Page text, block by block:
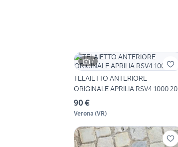
7
TELAIETTO ANTERIORE
ORIGINALE APRILIA RSV4 1000 20
90 €
Verona (VR)